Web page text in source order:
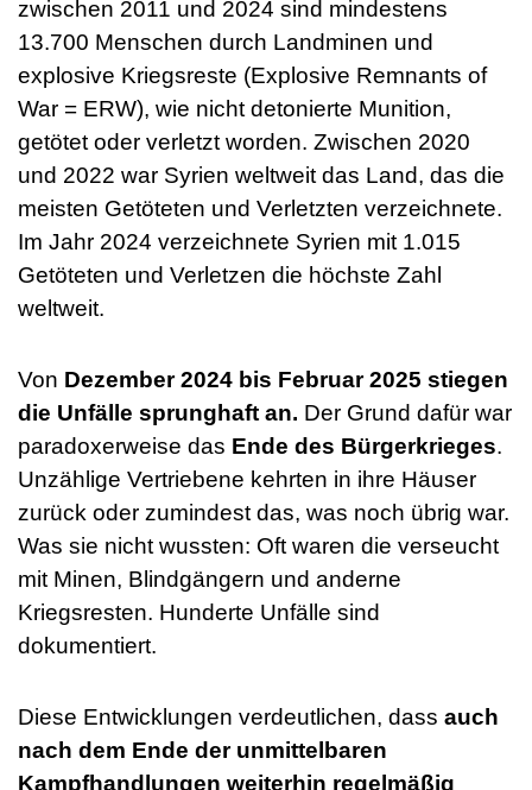
zwischen 2011 und 2024 sind mindestens
13.700 Menschen durch Landminen und
explosive Kriegsreste (Explosive Remnants of
War = ERW), wie nicht detonierte Munition,
getötet oder verletzt worden. Zwischen 2020
und 2022 war Syrien weltweit das Land, das die
meisten Getöteten und Verletzten verzeichnete.
Im Jahr 2024 verzeichnete Syrien mit 1.015
Getöteten und Verletzen die höchste Zahl
weltweit.
Von Dezember 2024 bis Februar 2025 stiegen
die Unfälle sprunghaft an. Der Grund dafür war
paradoxerweise das Ende des Bürgerkrieges.
Unzählige Vertriebene kehrten in ihre Häuser
zurück oder zumindest das, was noch übrig war.
Was sie nicht wussten: Oft waren die verseucht
mit Minen, Blindgängern und anderne
Kriegsresten. Hunderte Unfälle sind
dokumentiert.
Diese Entwicklungen verdeutlichen, dass auch
nach dem Ende der unmittelbaren
Kampfhandlungen weiterhin regelmäßig